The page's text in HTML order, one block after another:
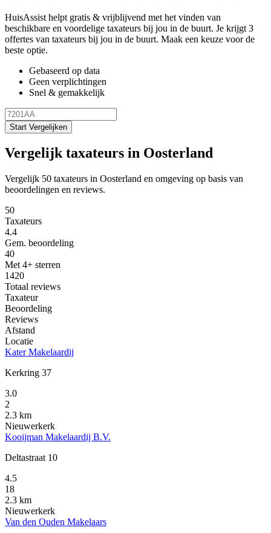
HuisAssist helpt gratis & vrijblijvend met het vinden van
beschikbare en voordelige taxateurs bij jou in de buurt. Je krijgt 3
offertes van taxateurs bij jou in de buurt. Maak een keuze voor de
beste optie.
Gebaseerd op data
Geen verplichtingen
Snel & gemakkelijk
Start Vergelijken
Vergelijk taxateurs in Oosterland
Vergelijk 50 taxateurs in Oosterland en omgeving op basis van
beoordelingen en reviews.
50
Taxateurs
4.4
Gem. beoordeling
40
Met 4+ sterren
1420
Totaal reviews
Taxateur
Beoordeling
Reviews
Afstand
Locatie
Kater Makelaardij
Kerkring 37
3.0
2
2.3 km
Nieuwerkerk
Kooijman Makelaardij B.V.
Deltastraat 10
4.5
18
2.3 km
Nieuwerkerk
Van den Ouden Makelaars